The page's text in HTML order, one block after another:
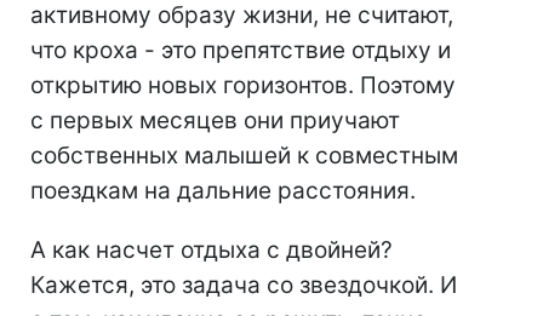
активному образу жизни, не считают,
что кроха - это препятствие отдыху и
открытию новых горизонтов. Поэтому
с первых месяцев они приучают
собственных малышей к совместным
поездкам на дальние расстояния.
А как насчет отдыха с двойней?
Кажется, это задача со звездочкой. И